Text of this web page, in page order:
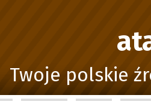
Twoje polskie